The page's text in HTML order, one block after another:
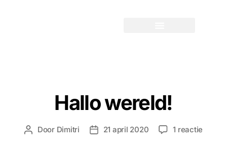
Hallo wereld!
Door Dimitri 21 april 2020 1 reactie